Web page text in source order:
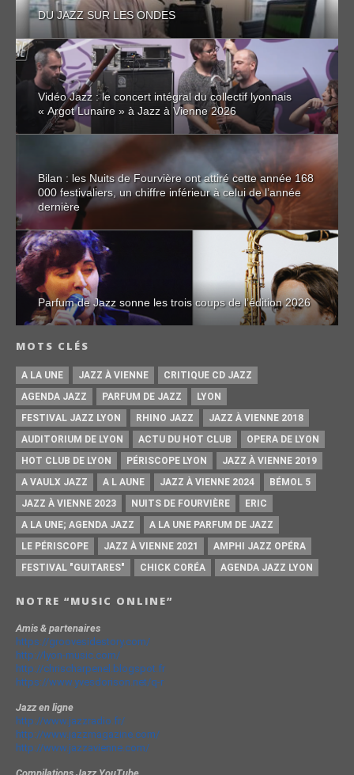
DU JAZZ SUR LES ONDES
Vidéo Jazz : le concert intégral du collectif lyonnais
« Argot Lunaire » à Jazz à Vienne 2026
Bilan : les Nuits de Fourvière ont attiré cette année 168
000 festivaliers, un chiffre inférieur à celui de l’année
dernière
Parfum de Jazz sonne les trois coups de l’édition 2026
MOTS CLÉS
A LA UNE JAZZ À VIENNE
CRITIQUE CD JAZZ
AGENDA JAZZ
PARFUM DE JAZZ
LYON
FESTIVAL JAZZ LYON
RHINO JAZZ
JAZZ À VIENNE 2018
AUDITORIUM DE LYON
ACTU DU HOT CLUB
OPERA DE LYON
HOT CLUB DE LYON
PÉRISCOPE LYON
JAZZ À VIENNE 2019
A VAULX JAZZ
A L AUNE JAZZ À VIENNE 2024
BÉMOL 5
JAZZ À VIENNE 2023
NUITS DE FOURVIÈRE
ERIC
A LA UNE; AGENDA JAZZ
A LA UNE PARFUM DE JAZZ
LE PÉRISCOPE
JAZZ À VIENNE 2021
AMPHI JAZZ OPÉRA
FESTIVAL "GUITARES"
CHICK CORÉA AGENDA JAZZ LYON
NOTRE “MUSIC ONLINE”
Amis & partenaires
https://groovesidestory.com/
http://lyon-music.com/
http://chrischarpenel.blogspot.fr
https://www.yvesdorison.net/q-r
Jazz en ligne
http://www.jazzradio.fr/
http://www.jazzmagazine.com/
http://www.jazzavienne.com/